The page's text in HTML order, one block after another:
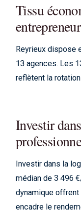
Tissu
Reyrieux dispose
13 agences. Les
reflètent la
Investir
Investir dans la
médian de 3 496
dynamique
encadre le